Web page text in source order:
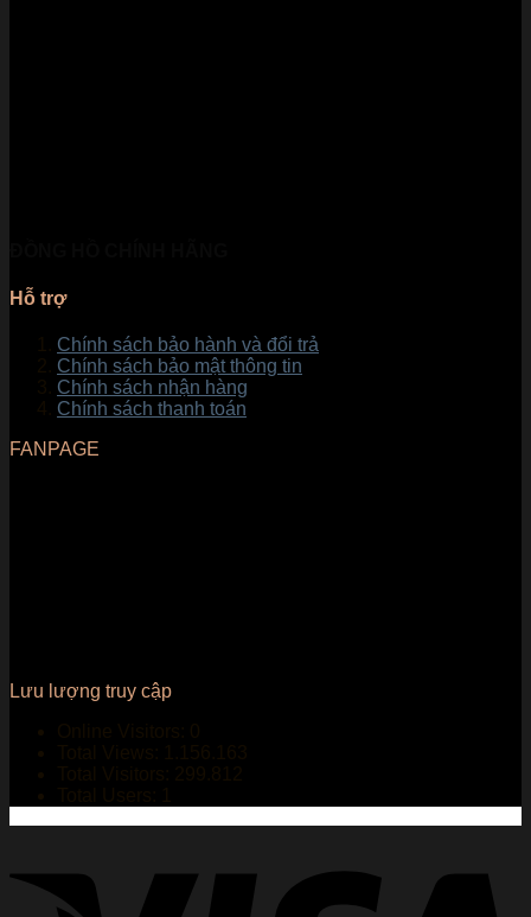
Hỗ trợ
Chính sách bảo hành và đổi trả
Chính sách bảo mật thông tin
Chính sách nhận hàng
Chính sách thanh toán
FANPAGE
Lưu lượng truy cập